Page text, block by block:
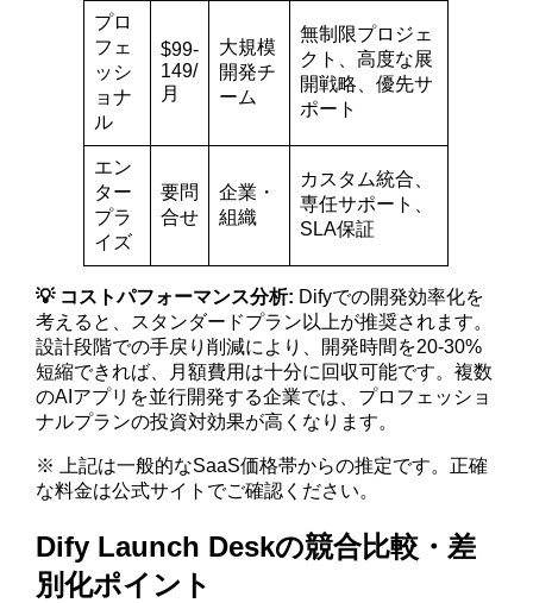
プロ
フェ
ッシ
ョナ
ル
$99-
149/
月
大規模
開発チ
ーム
無制限プロジェ
クト、高度な展
開戦略、優先サ
ポート
エン
ター
プラ
イズ
要問
合せ
企業・
組織
カスタム統合、
専任サポート、
SLA保証
💡 コストパフォーマンス分析: Difyでの開発効率化を
考えると、スタンダードプラン以上が推奨されます。
設計段階での手戻り削減により、開発時間を20-30%
短縮できれば、月額費用は十分に回収可能です。複数
のAIアプリを並行開発する企業では、プロフェッショ
ナルプランの投資対効果が高くなります。
※ 上記は一般的なSaaS価格帯からの推定です。正確
な料金は公式サイトでご確認ください。
Dify Launch Deskの競合比較・差
別化ポイント